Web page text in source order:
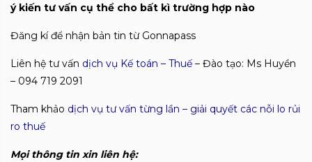
ý kiến tư vấn cụ thể cho bất kì trường hợp nào
Đăng kí để nhận bản tin từ Gonnapass
Liên hệ tư vấn dịch vụ Kế toán – Thuế – Đào tạo: Ms Huyền
– 094 719 2091
Tham khảo dịch vụ tư vấn từng lần – giải quyết các nỗi lo rủi
ro thuế
Mọi thông tin xin liên hệ: